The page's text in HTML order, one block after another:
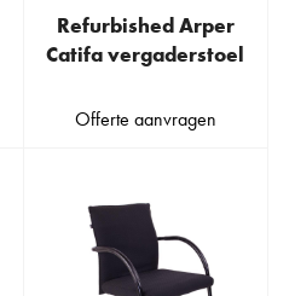
Refurbished Arper
Catifa vergaderstoel
Offerte aanvragen